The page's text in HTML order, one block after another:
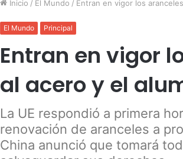
Inicio / El Mundo / Entran en vigor los
El Mundo Principal
Entran en vigor
al acero y el
La UE respondió a primera
renovación de aranceles a
China anunció que tomará